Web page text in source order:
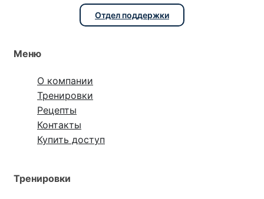
Отдел поддержки
Меню
О компании
Тренировки
Рецепты
Контакты
Купить доступ
Тренировки